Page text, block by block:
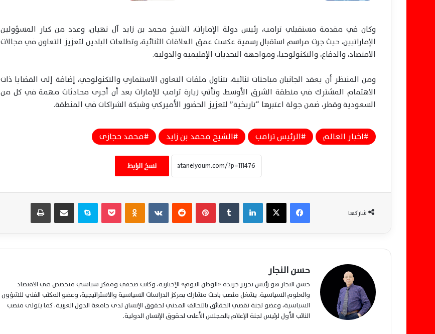
وكان في مقدمة مستقبلي ترامب، رئيس دولة الإمارات، الشيخ محمد بن زايد آل نهيان، وعدد من كبار المسؤولين
الإماراتيين، حيث جرت مراسم استقبال رسمية عكست عمق العلاقات الثنائية، وتطلعات البلدين لتعزيز التعاون في مجالات
الاقتصاد، والدفاع، والتكنولوجيا، ومواجهة التحديات الإقليمية والدولية.
ومن المنتظر أن يعقد الجانبان مباحثات ثنائية، تتناول ملفات التعاون الاستثماري والتكنولوجي، إضافة إلى القضايا ذات
الاهتمام المشترك في منطقة الشرق الأوسط. وتأتي زيارة ترامب للإمارات بعد أن أجرى محادثات مهمة في كل من
السعودية وقطر، ضمن جولة اعتبرها “تاريخية” لتعزيز الحضور الأميركي وشبكة الشراكات في المنطقة.
اخبار العالم الرئيس ترامب الشيخ محمد بن زايد محمد حجازى
نسخ الرابط
شاركها
فيسبوك ‫X لينكدإن بينتيريست ‏VKontakte سكايب مشاركة عبر البريد
حسن النجار
حسن النجار هو رئيس تحرير جريدة «الوطن اليوم» الإخبارية، وكاتب صحفي ومفكر سياسي متخصص في الاقتصاد
والعلوم السياسية. يشغل منصب باحث مشارك بمركز الدراسات السياسية والاستراتيجية، وعضو المكتب الفني للشؤون
السياسية، وعضو لجنة تقصي الحقائق بالتحالف المدني لحقوق الإنسان لدى جامعة الدول العربية. كما يتولى منصب
النائب الأول لرئيس لجنة الإعلام بالمجلس الأعلى لحقوق الإنسان الدولية.
ضربة أمريكية تستهدف مقرًا للحرس الثوري
الإقليمية اليوم
ترامب يلوح بضربات أوسع ضد إيران وتصعيد
خطير يهدد أمن وأسواق الطاقة العالمية
واشنطن تدرس التدخل العسكري بمالي بعد
تعثر النفوذ الروسي وتصاعد تهديد الجماعات
المسلحة
إسرائيل تترقب اتساع المواجهة الأمريكية
مقتل جنديين أمريكيين يدفع واشنطن وطهران
نحو مواجهة عسكرية إقليمية مفتوحة
متصاعدة